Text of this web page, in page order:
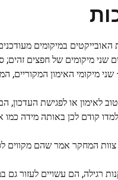
שני מיקומים של חפצים
מיקומי האימון המקוריים,
לאימון או לפגישת
קודם לכן באותה מידה
רגילה, הם עשויים לעזור